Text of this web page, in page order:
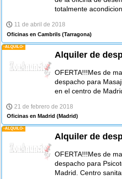
totalmente
11 de abril de 2018
Oficinas en Cambrils (Tarragona)
-ALQUILO-
Alquiler de
OFERTA!!!Mes de
despacho para
en el centro de
21 de febrero de 2018
Oficinas en Madrid (Madrid)
-ALQUILO-
Alquiler de
OFERTA!!!Mes de
despacho para
Madrid. Centro